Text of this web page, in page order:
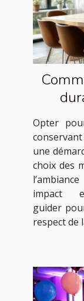
Opter
une
choix des
impact
guider
respect de